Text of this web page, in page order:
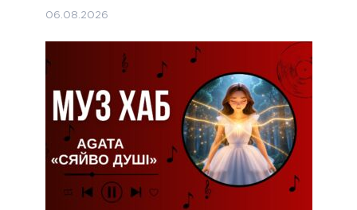
06.08.2026